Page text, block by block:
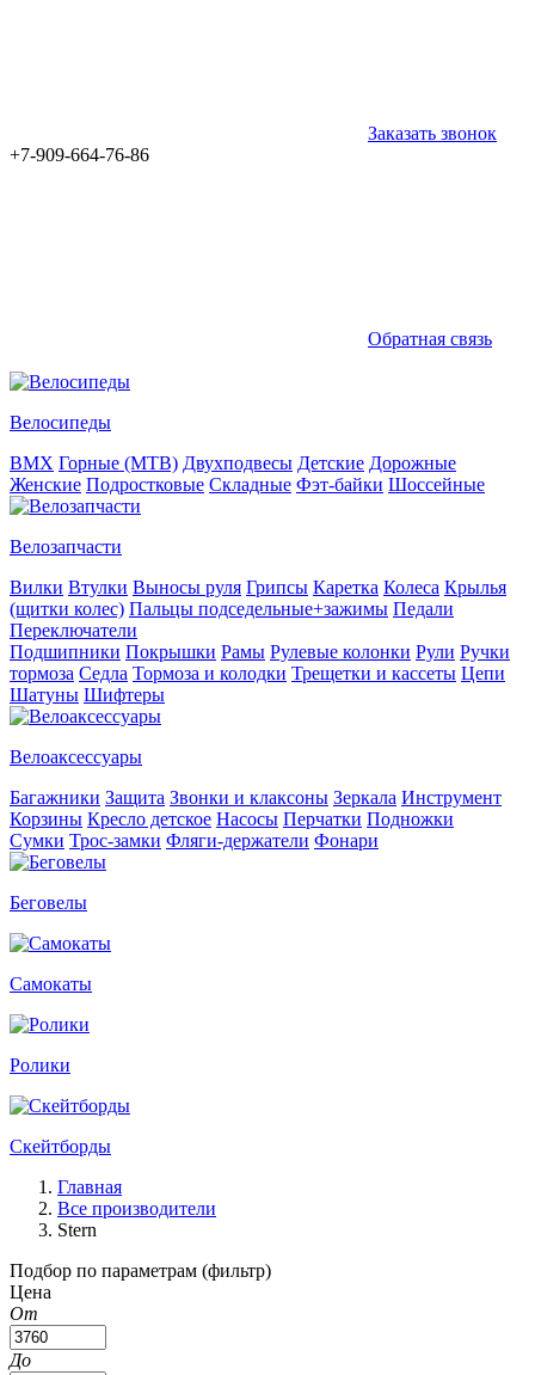
Заказать звонок
+7-909-664-76-86
Обратная связь
Велосипеды
BMX Горные (MTB) Двухподвесы Детские Дорожные
Женские Подростковые Складные Фэт-байки Шоссейные
Велозапчасти
Вилки Втулки Выносы руля Грипсы Каретка Колеса Крылья
(щитки колес) Пальцы подседельные+зажимы Педали
Переключатели
Подшипники Покрышки Рамы Рулевые колонки Рули Ручки
тормоза Седла Тормоза и колодки Трещетки и кассеты Цепи
Шатуны Шифтеры
Велоаксессуары
Багажники Защита Звонки и клаксоны Зеркала Инструмент
Корзины Кресло детское Насосы Перчатки Подножки
Сумки Трос-замки Фляги-держатели Фонари
Беговелы
Самокаты
Ролики
Скейтборды
Главная
Все производители
Stern
Подбор по параметрам (фильтр)
Цена
От
До